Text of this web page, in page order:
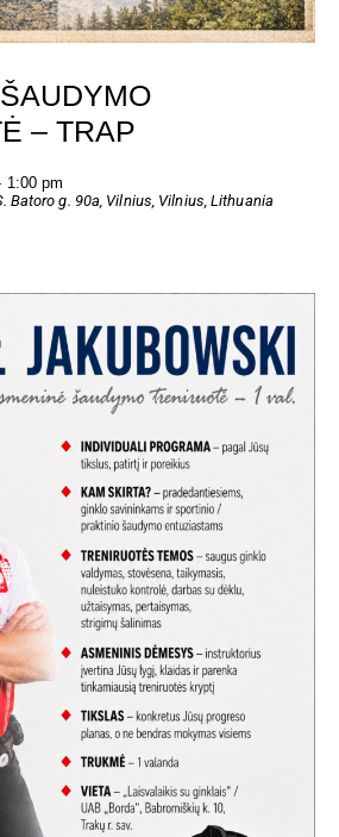
– TRAP
1:00 pm
Batoro g. 90a, Vilnius, Vilnius, Lithuania